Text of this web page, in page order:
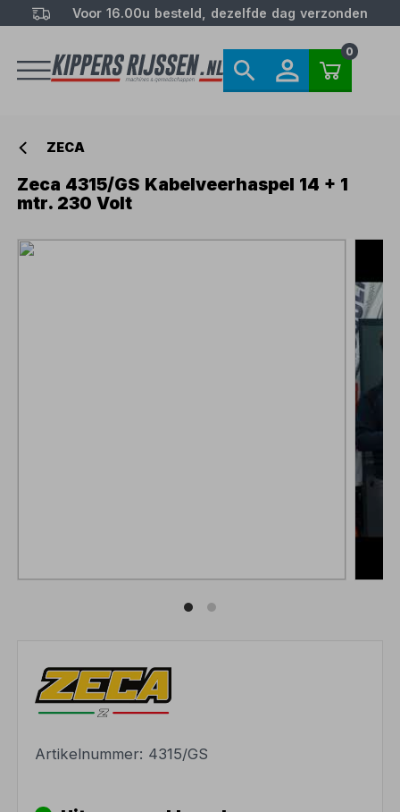
Voor 16.00u besteld, dezelfde dag verzonden
0
ZECA
Zeca 4315/GS Kabelveerhaspel 14 + 1
mtr. 230 Volt
Artikelnummer: 4315/GS